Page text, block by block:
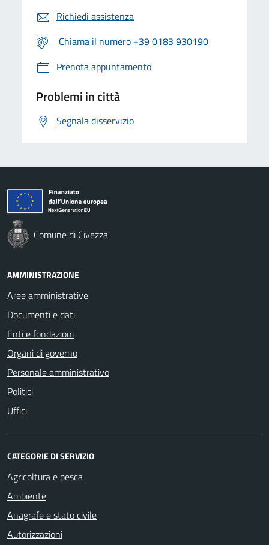
Richiedi assistenza
Chiama il numero +39 0183 930190
Prenota appuntamento
Problemi in città
Segnala disservizio
Comune di Civezza
AMMINISTRAZIONE
Aree amministrative
Documenti e dati
Enti e fondazioni
Organi di governo
Personale amministrativo
Politici
Uffici
CATEGORIE DI SERVIZIO
Agricoltura e pesca
Ambiente
Anagrafe e stato civile
Autorizzazioni